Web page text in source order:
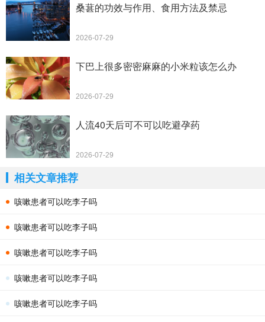
桑葚的功效与作用、食用方法及禁忌
2026-07-29
下巴上很多密密麻麻的小米粒该怎么办
2026-07-29
人流40天后可不可以吃避孕药
2026-07-29
相关文章推荐
咳嗽患者可以吃李子吗
咳嗽患者可以吃李子吗
咳嗽患者可以吃李子吗
咳嗽患者可以吃李子吗
咳嗽患者可以吃李子吗